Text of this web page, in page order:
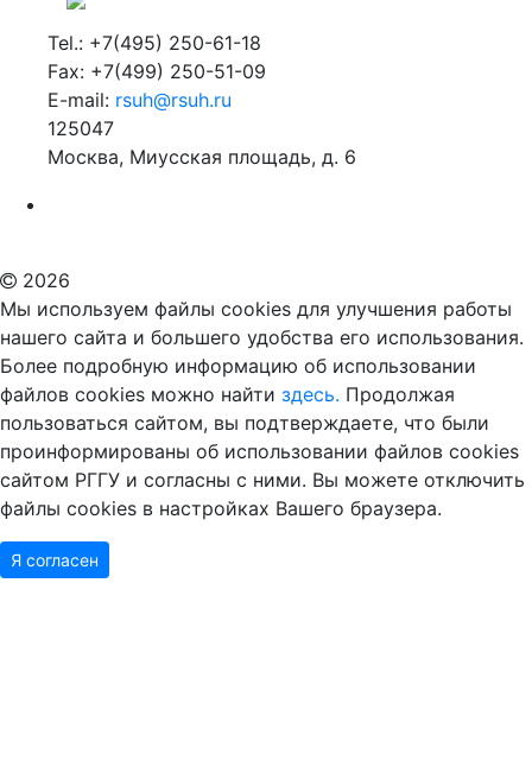
Tel.: +7(495) 250-61-18
Fax: +7(499) 250-51-09
E-mail: rsuh@rsuh.ru
125047
Москва, Миусская площадь, д. 6
2026
Мы используем файлы cookies для улучшения работы
нашего сайта и большего удобства его использования.
Более подробную информацию об использовании
файлов cookies можно найти здесь. Продолжая
пользоваться сайтом, вы подтверждаете, что были
проинформированы об использовании файлов cookies
сайтом РГГУ и согласны с ними. Вы можете отключить
файлы cookies в настройках Вашего браузера.
Я согласен